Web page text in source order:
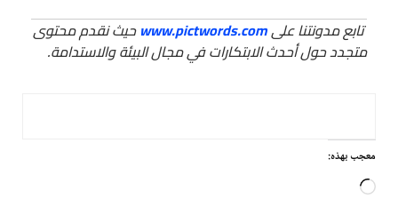
تابع مدونتنا علىwww.pictwords.comحيث نقدم محتوى
متجدد حول أحدث الابتكارات في مجال البيئة والاستدامة.
معجب بهذه:
جاري